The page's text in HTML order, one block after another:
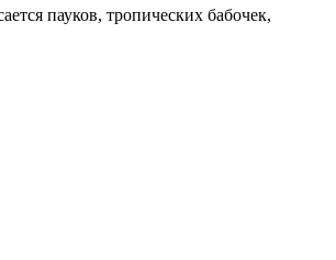
пауков, тропических бабочек,